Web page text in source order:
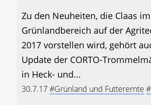
Zu den Neuheiten, die Claas im
Grünlandbereich auf der
2017 vorstellen wird, gehört
Update der CORTO-
in Heck- und...
30.7.17#Grünland und Futterernte